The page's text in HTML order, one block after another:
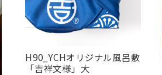
H90_YCHオリジナル風呂敷
「吉祥文様」大